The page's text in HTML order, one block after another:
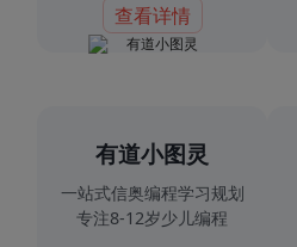
查看详情
有道小图灵
一站式信奥编程学习规划
专注8-12岁少儿编程